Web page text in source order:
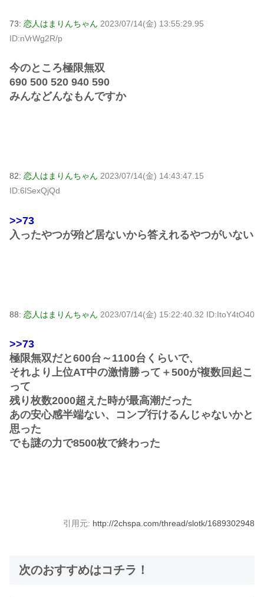
73: 恋人はまりんちゃん 2023/07/14(金) 13:55:29.95
ID:nVrWg2R/p
今のところ極限無双
690 500 520 940 590
みんなどんなもんですか
82: 恋人はまりんちゃん 2023/07/14(金) 14:43:47.15
ID:6lSexQjQd
>>73
入ったやつが殆ど居ないから答えれるやつがいない
88: 恋人はまりんちゃん 2023/07/14(金) 15:22:40.32 ID:ItoY4tO40
>>73
極限無双だと600台～1100台くらいで、
それより上位AT中の激情勝って＋500が複数回起こ
って
残り枚数2000超えた時が最高潮だった
あの安心感半端ない、コンプ行けるんじゃないかと
思った
でも謎の力で8500枚で終わった
引用元: http://2chspa.com/thread/slotk/1689302948
次のおすすめはコチラ！